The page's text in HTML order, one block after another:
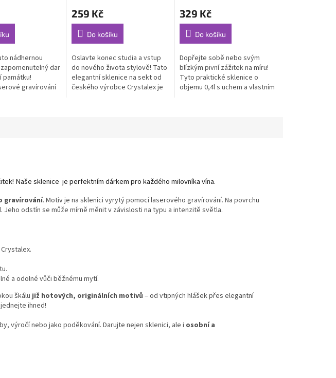
nádhernou
dar
památku!
gravírování
produktu
je
5,0
z
hvězdiček.
259 Kč
Do košíku
Oslavte konec studia a vstup
do nového života stylově! Tato
elegantní sklenice na sekt od
českého výrobce Crystalex je
produktu
je
5,0
z
hvězdiček.
329 Kč
Do košíku
Dopřejte sobě nebo svým
blízkým pivní zážitek na míru!
Tyto praktické sklenice o
objemu 0,4l s uchem a vlastním
Naše sklenice je perfektním dárkem pro každého milovníka vína.
gravírování. Motiv je na sklenici vyrytý pomocí laserového gravírování. Na povrchu
odstín se může mírně měnit v závislosti na typu a intenzitě světla.
a odolné vůči běžnému mytí.
škálu již hotových, originálních motivů – od vtipných hlášek přes elegantní
ihned!
výročí nebo jako poděkování. Darujte nejen sklenici, ale i osobní a